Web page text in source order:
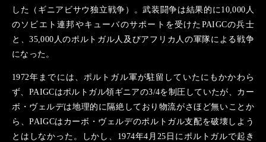
した（ギニアビサウ独立戦争）。武装闘争は結果的に10,000人
のソビエト連邦やキューバのサポートを受けたPAIGCの兵士
と、35,000人のポルトガル人及びアフリカ人の軍隊による戦争
になった。
1972年までには、ポルトガル軍が駐留していたにもかかわら
ず、PAIGCはポルトガル領ギニアの3/4を制圧していたが、カー
ボ・ヴェルデは地理的に隔絶しており物流がさほど無いことか
ら、PAIGCはカーボ・ヴェルデのポルトガル支配を破壊しよう
とはしなかった。しかし、1974年4月25日にポルトガルで起き